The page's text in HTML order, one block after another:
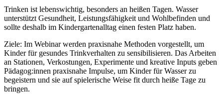
Trinken ist lebenswichtig, besonders an heißen Tagen. Wasser
unterstützt Gesundheit, Leistungsfähigkeit und Wohlbefinden und
sollte deshalb im Kindergartenalltag einen festen Platz haben.
Ziele: Im Webinar werden praxisnahe Methoden vorgestellt, um
Kinder für gesundes Trinkverhalten zu sensibilisieren. Das Arbeiten
an Stationen, Verkostungen, Experimente und kreative Inputs geben
Pädagog:innen praxisnahe Impulse, um Kinder für Wasser zu
begeistern und sie auf spielerische Weise fit durch heiße Tage zu
bringen.